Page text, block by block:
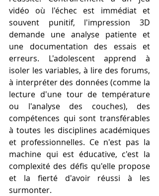
vidéo où l'échec est immédiat et
souvent punitif, l'impression 3D
demande une analyse patiente et
une documentation des essais et
erreurs. L'adolescent apprend à
isoler les variables, à lire des forums,
à interpréter des données (comme la
lecture d'une tour de température
ou l'analyse des couches), des
compétences qui sont transférables
à toutes les disciplines académiques
et professionnelles. Ce n'est pas la
machine qui est éducative, c'est la
complexité des défis qu'elle propose
et la fierté d'avoir réussi à les
surmonter.